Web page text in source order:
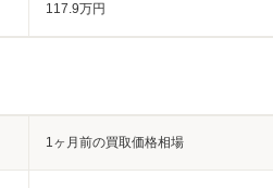
117.9万円
1ヶ月前の買取価格相場